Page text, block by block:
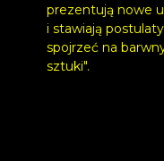
prezentują nowe
i stawiają
spojrzeć na
sztuki".